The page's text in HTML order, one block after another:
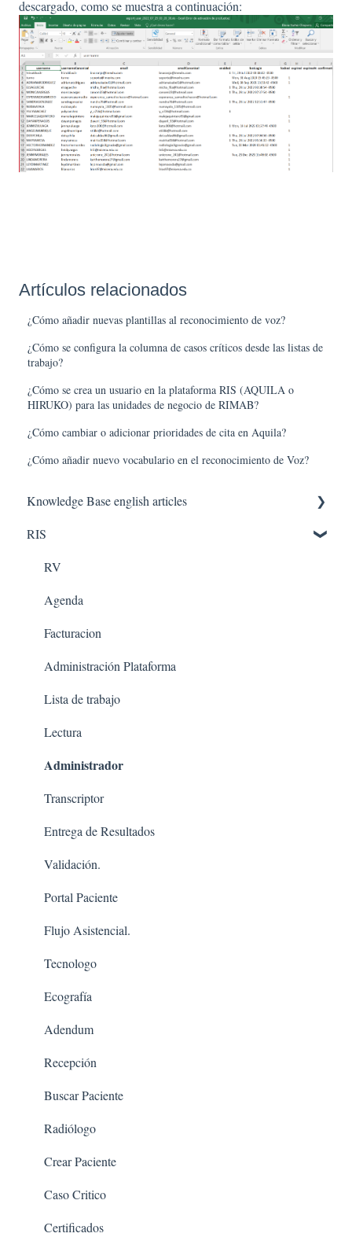
descargado, como se muestra a continuación:
Artículos relacionados
¿Cómo añadir nuevas plantillas al reconocimiento de voz?
¿Cómo se configura la columna de casos críticos desde las listas de
trabajo?
¿Cómo se crea un usuario en la plataforma RIS (AQUILA o
HIRUKO) para las unidades de negocio de RIMAB?
¿Cómo cambiar o adicionar prioridades de cita en Aquila?
¿Cómo añadir nuevo vocabulario en el reconocimiento de Voz?
Knowledge Base english articles
AQUILA IN THE CLOUD
PACS
RIS
RV
Agenda
Facturacion
Administración Plataforma
Lista de trabajo
Lectura
Administrador
Transcriptor
Entrega de Resultados
Validación.
Portal Paciente
Flujo Asistencial.
Tecnologo
Ecografía
Adendum
Recepción
Buscar Paciente
Radiólogo
Crear Paciente
Caso Critico
Certificados